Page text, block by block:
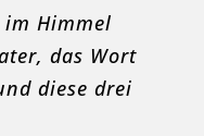
im Himmel
das Wort
diese drei